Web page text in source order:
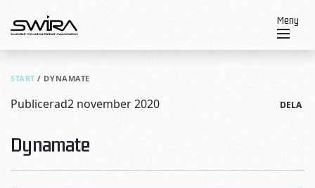
Meny
START / DYNAMATE
Publicerad2 november 2020 DELA
Dynamate